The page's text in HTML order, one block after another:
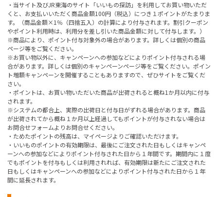
・当サイト及びJR東海のサイト「いいもの探訪」を利用してお買い物いただ
くと、お支払いいただく商品金額100円（税込）につき１ポイントがたまりま
す。（商品金額×1％（四捨五入）の計算により付与されます。割引クーポン
やポイント利用時は、利用分を差し引いた商品金額に対して付与します。）
※商品により、ポイント付与対象外の場合があります。詳しくは個別の商品
ページ等をご覧ください。
※お買い物以外に、キャンペーンへの参加などによりポイント付与される場
合があります。詳しくは個別のキャンペーンページ等をご覧ください。ポイン
ト増額キャンペーンを開催することもありますので、ぜひサイトをご覧くだ
さい。
・ポイントは、お買い物いただいた商品が出荷されると概ね1か月以内に付与
されます。
※システムの都合上、実際の出荷日と付与日がずれる場合があります。商品
が出荷されてから概ね１か月以上経過してもポイントが付与されない場合は
お問合せフォームよりお問合せください。
・ためたポイントの残高は、マイページよりご確認いただけます。
・いいものポイントの有効期限は、最後にご注文された日もしくはキャンペ
ーンへの参加などによりポイント付与された日から１年間です。期間内に１度
でもポイントを付与もしくは利用されれば、有効期限は新たにご注文された
日もしくはキャンペーンへの参加などによりポイント付与された日から１年
間に延長されます。